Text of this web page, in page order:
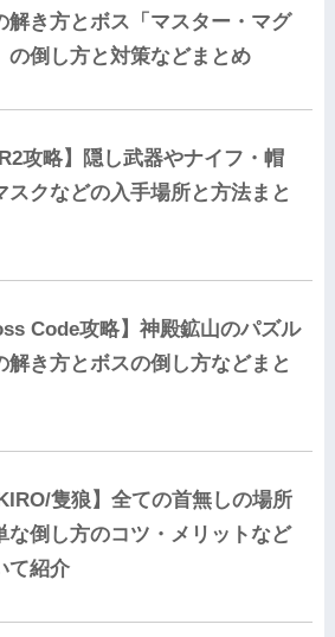
解き方とボス「マスター・マグ
の倒し方と対策などまとめ
攻略】隠し武器やナイフ・帽
スクなどの入手場所と方法まと
Code攻略】神殿鉱山のパズル
解き方とボスの倒し方などまと
隻狼】全ての首無しの場所
な倒し方のコツ・メリットなど
て紹介